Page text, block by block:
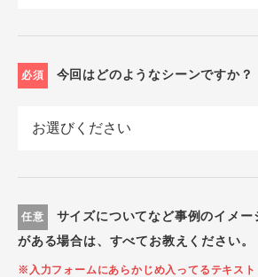
必須 今回はどのようなシーンですか？
任意
サイズについてなど事例のイメー
がある場合は、すべてお教えください。
※入力フォームにあらかじめ入ってるテキス